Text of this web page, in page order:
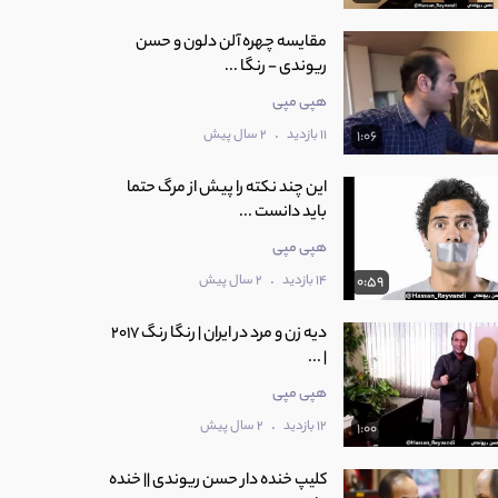
1:06
مقایسه چهره آلن دلون و حسن
ریوندی - رنگا ...
هپی مپی
11 بازدید . 2 سال پیش
0:59
این چند نکته را پیش از مرگ حتما
باید دانست ...
هپی مپی
14 بازدید . 2 سال پیش
1:00
دیه زن و مرد در ایران | رنگا رنگ 2017
| ...
هپی مپی
12 بازدید . 2 سال پیش
کلیپ خنده دار حسن ریوندی || خنده